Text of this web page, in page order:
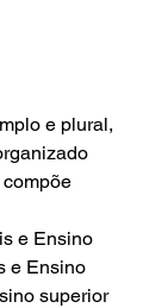
e plural,
e Ensino
e Ensino
superior